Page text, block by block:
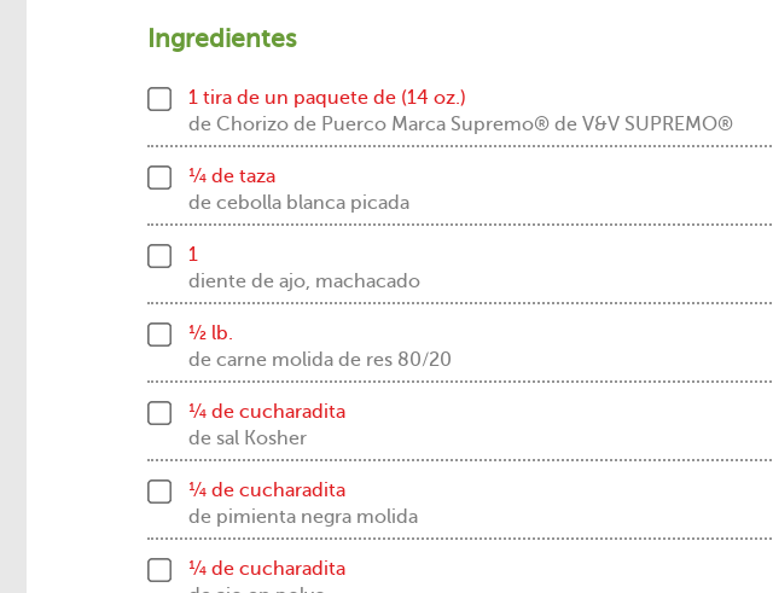
Ingredientes
1 tira de un paquete de (14 oz.)
de Chorizo de Puerco Marca Supremo® de V&V SUPREMO®
¼ de taza
de cebolla blanca picada
1
diente de ajo, machacado
½ lb.
de carne molida de res 80/20
¼ de cucharadita
de sal Kosher
¼ de cucharadita
de pimienta negra molida
¼ de cucharadita